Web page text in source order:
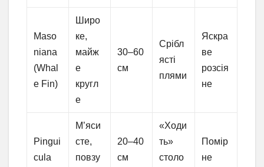
Maso
niana
(Whal
e Fin)
Широ
ке,
майж
е
кругл
е
30–60
см
Срібл
ясті
плями
Яскра
ве
розсія
не
Pingui
cula
М’яси
сте,
повзу
20–40
см
«Ходи
ть»
столо
Помір
не